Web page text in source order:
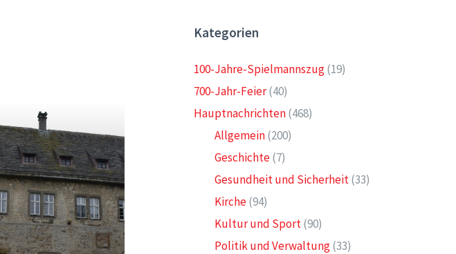
Kategorien
100-Jahre-Spielmannszug(19)
700-Jahr-Feier(40)
Hauptnachrichten(468)
Allgemein(200)
Geschichte(7)
Gesundheit und Sicherheit(33)
Kirche(94)
Kultur und Sport(90)
Politik und Verwaltung(33)